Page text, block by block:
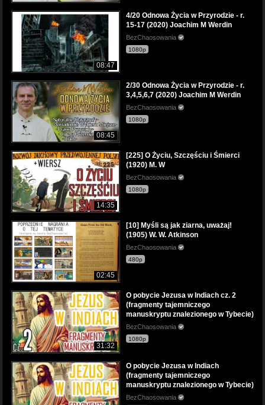
08:47
4/20 Odnowa Życia w Przyrodzie - r.
15-17 (2020) Joachim M Werdin
BezChaosowania
1080p
08:45
2/30 Odnowa Życia w Przyrodzie - r.
3,4,5,6,7 (2020) Joachim M Werdin
BezChaosowania
1080p
14:35
[225] O Życiu, Szczęściu i Śmierci
(1920) M. W
BezChaosowania
1080p
02:45
[10] Myśli są jak ziarna, uważaj!
(1905) W. W. Atkinson
BezChaosowania
480p
31:32
O pobycie Jezusa w Indiach cz. 2
(fragmenty tajemniczego
manuskryptu znalezionego w Tybecie)
BezChaosowania
1080p
O pobycie Jezusa w Indiach
(fragmenty tajemniczego
manuskryptu znalezionego w Tybecie)
BezChaosowania